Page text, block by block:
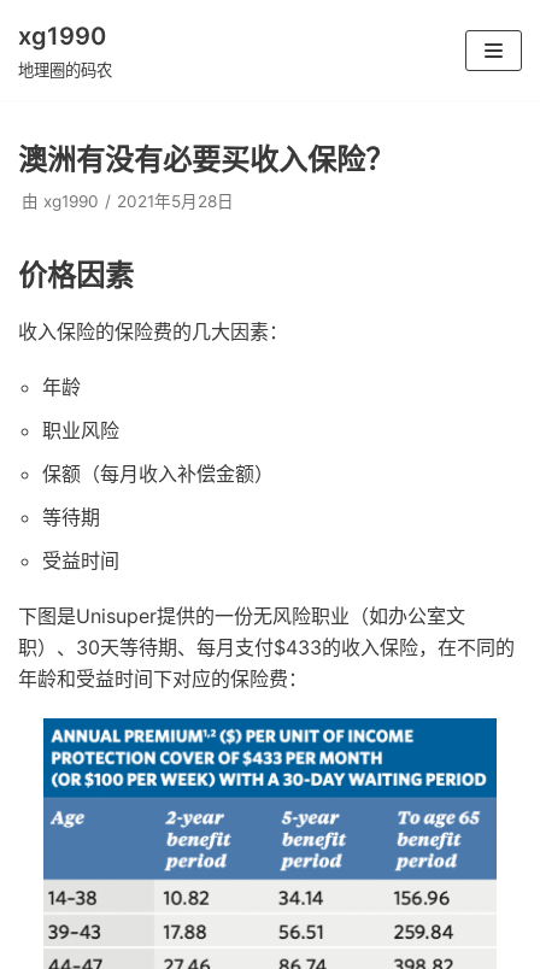
跳
文
xg1990
地理圈的码农
澳洲有没有必要买收入保险？
由 xg1990 2021年5月28日
价格因素
收入保险的保险费的几大因素：
年龄
职业风险
保额（每月收入补偿金额）
等待期
受益时间
下图是Unisuper提供的一份无风险职业（如办公室文
职）、30天等待期、每月支付$433的收入保险，在不同的
年龄和受益时间下对应的保险费：